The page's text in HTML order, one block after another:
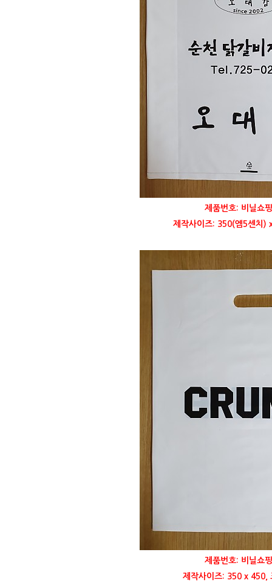
제품번호: 비닐쇼
제작사이즈: 350(엠5센치)
제품번호: 비닐쇼
제작사이즈: 350 x 450,